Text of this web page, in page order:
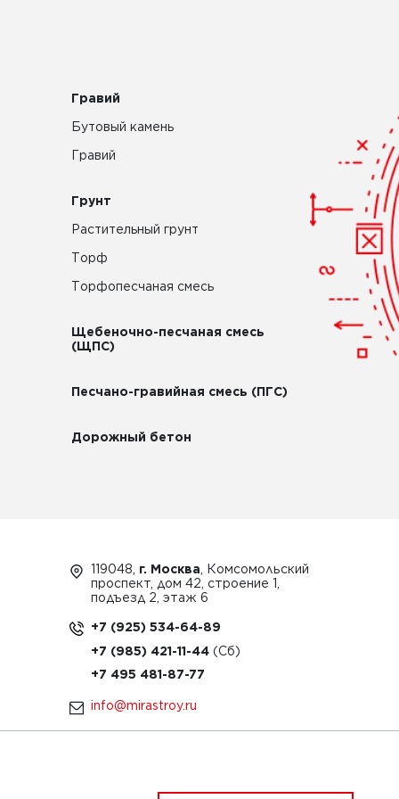
Гравий
Бутовый камень
Гравий
Грунт
Растительный грунт
Торф
Торфопесчаная смесь
Щебеночно-песчаная смесь
(ЩПС)
Песчано-гравийная смесь (ПГС)
Дорожный бетон
119048, г. Москва , Комсомольский
проспект, дом 42, строение 1,
подъезд 2, этаж 6
+7 (925) 534-64-89
+7 (985) 421-11-44
+7 495 481-87-77
info@mirastroy.ru